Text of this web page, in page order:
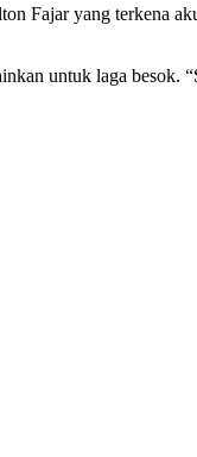
Fajar yang terkena
untuk laga besok.